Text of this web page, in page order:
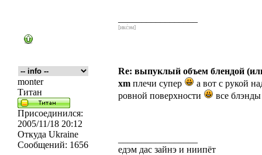
[икс́эм]
Re: выпуклый объем блендой
monter
Титан
Присоединился:
2005/11/18 20:12
Откуда Ukraine
Сообщений: 1656
xm плечи супер
а вот с рукой
ровной поверхности
все
едэм дас зайнэ и ниипёт